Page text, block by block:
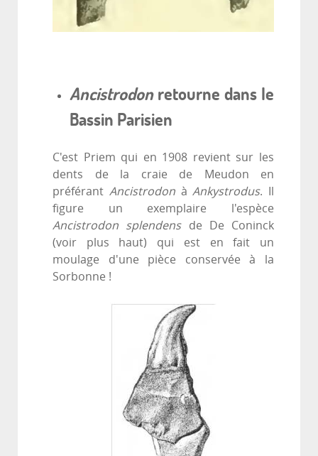
Ancistrodon retourne dans le
Bassin Parisien
C'est Priem qui en 1908 revient sur les
dents de la craie de Meudon en
préférant Ancistrodon à Ankystrodus. Il
figure un exemplaire l'espèce
Ancistrodon splendens de De Coninck
(voir plus haut) qui est en fait un
moulage d'une pièce conservée à la
Sorbonne !